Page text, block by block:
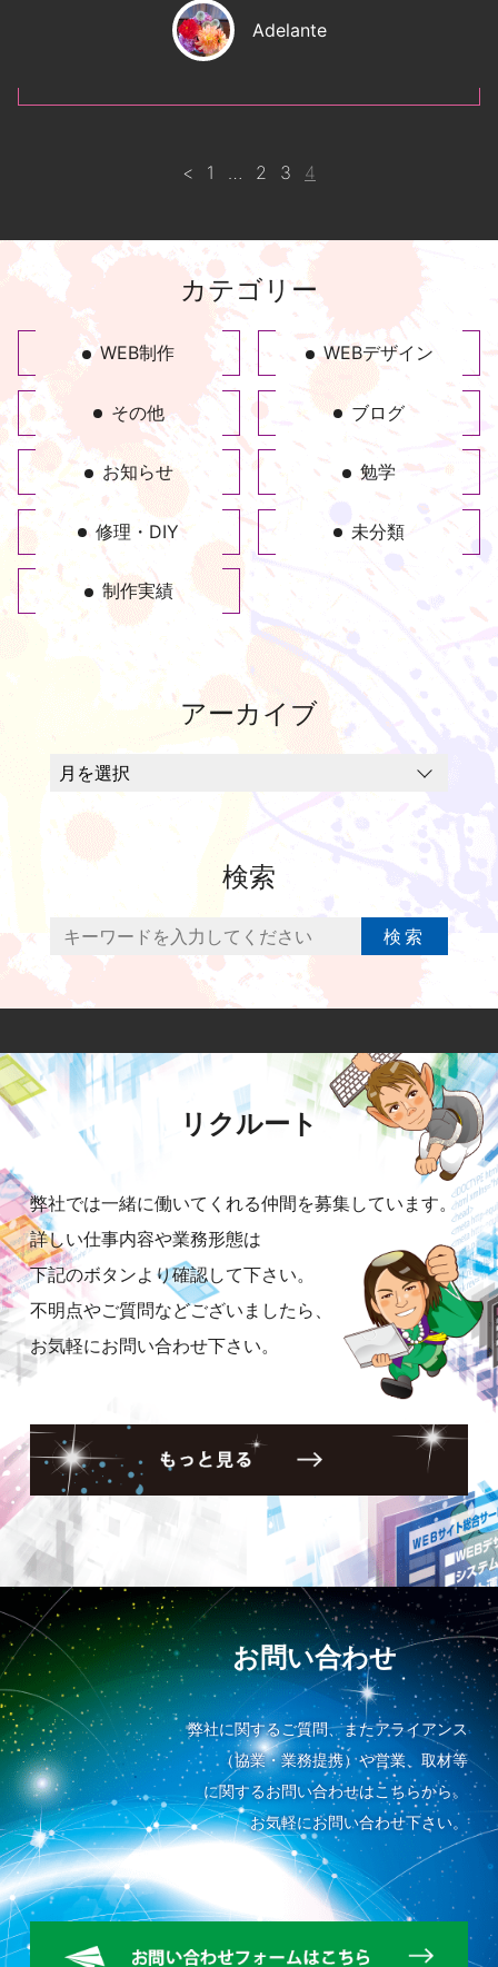
Adelante
< 1 … 2 3 4
カテゴリー
WEB制作 WEBデザイン
その他 ブログ
お知らせ 勉学
修理・DIY 未分類
制作実績
アーカイブ
検索
検索
リクルート
弊社では一緒に働いてくれる仲間を募集しています。
詳しい仕事内容や業務形態は
下記のボタンより確認して下さい。
不明点やご質問などございましたら、
お気軽にお問い合わせ下さい。
お問い合わせ
弊社に関するご質問、またアライアンス
（協業・業務提携）や営業、取材等
に関するお問い合わせはこちらから。
お気軽にお問い合わせ下さい。